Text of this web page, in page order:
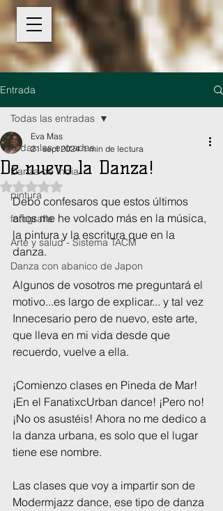
Entrada
Todas las entradas
Danza de India
pintura
fotografia
Arte y salud - Sistema TACM
Danza con abanico de Japon
Todas las entradas
De nuevo la Danza!
Eva Mas
21 sept 2024 1 min de lectura
Obtuvo NaN de 5 estrellas.
Debo confesaros que estos últimos
años me he volcado más en la música,
la pintura y la escritura que en la
danza.
Algunos de vosotros me preguntará el
motivo...es largo de explicar... y tal vez
Innecesario pero de nuevo, este arte,
que lleva en mi vida desde que
recuerdo, vuelve a ella.
¡Comienzo clases en Pineda de Mar!
¡En el FanatixcUrban dance! ¡Pero no!
¡No os asustéis! Ahora no me dedico a
la danza urbana, es solo que el lugar
tiene ese nombre.
Las clases que voy a impartir son de
Modermjazz dance, ese tipo de danza